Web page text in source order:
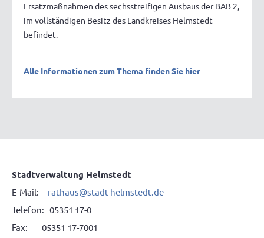
Ersatzmaßnahmen des sechsstreifigen Ausbaus der BAB 2,
im vollständigen Besitz des Landkreises Helmstedt
befindet.
Alle Informationen zum Thema finden Sie hier
Stadtverwaltung Helmstedt
E-Mail: rathaus@stadt-helmstedt.de
Telefon: 05351 17-0
Fax: 05351 17-7001